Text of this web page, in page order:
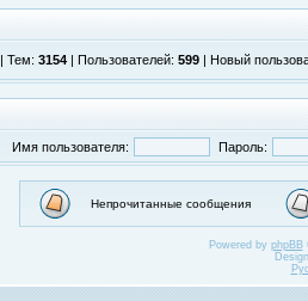
| Тем: 3154 | Пользователей: 599 | Новый
Имя пользователя: Пароль:
Непрочитанные сообщения
Powered by phpBB